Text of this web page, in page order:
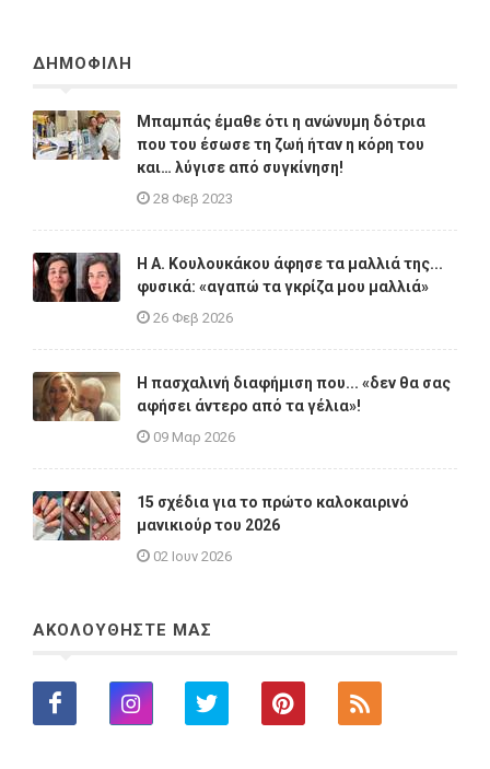
ΔΗΜΟΦΙΛΗ
Μπαμπάς έμαθε ότι η ανώνυμη δότρια
που του έσωσε τη ζωή ήταν η κόρη του
και… λύγισε από συγκίνηση!
28 Φεβ 2023
Η A. Κουλουκάκου άφησε τα μαλλιά της...
φυσικά: «αγαπώ τα γκρίζα μου μαλλιά»
26 Φεβ 2026
Η πασχαλινή διαφήμιση που... «δεν θα σας
αφήσει άντερο από τα γέλια»!
09 Μαρ 2026
15 σχέδια για το πρώτο καλοκαιρινό
μανικιούρ του 2026
02 Ιουν 2026
ΑΚΟΛΟΥΘΗΣΤΕ ΜΑΣ